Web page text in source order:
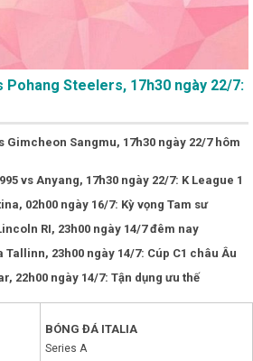
Pohang Steelers, 17h30 ngày 22/7:
Gimcheon Sangmu, 17h30 ngày 22/7 hôm
vs Anyang, 17h30 ngày 22/7: K League 1
02h00 ngày 16/7: Kỳ vọng Tam sư
RI, 23h00 ngày 14/7 đêm nay
23h00 ngày 14/7: Cúp C1 châu Âu
22h00 ngày 14/7: Tận dụng ưu thế
BÓNG ĐÁ ITALIA
Series A